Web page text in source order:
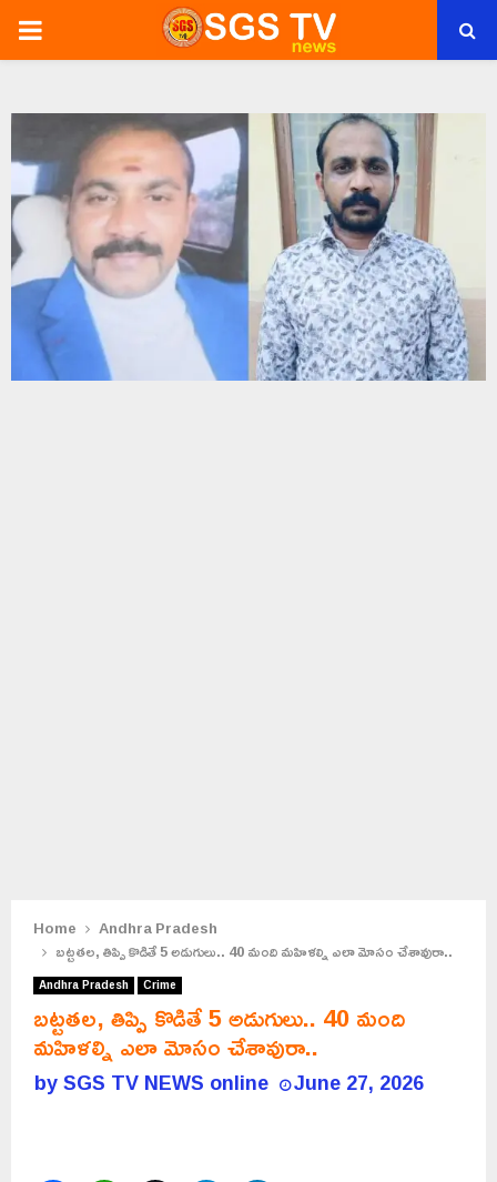
PRIMARY
Home
Andhra Pradesh
బట్టతల, తిప్పి కొడితే 5 అడుగులు.. 40 మంది మహిళల్ని ఎలా మోసం చేశావురా..
Andhra Pradesh Crime
బట్టతల, తిప్పి కొడితే 5 అడుగులు.. 40 మంది
మహిళల్ని ఎలా మోసం చేశావురా..
bySGS TV NEWS online June 27, 2026